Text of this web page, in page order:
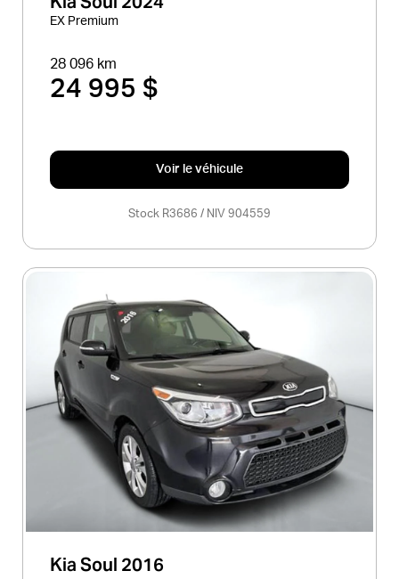
EX Premium
28 096 km
24 995 $
Voir le véhicule
Stock R3686 / NIV 904559
Kia Soul 2016